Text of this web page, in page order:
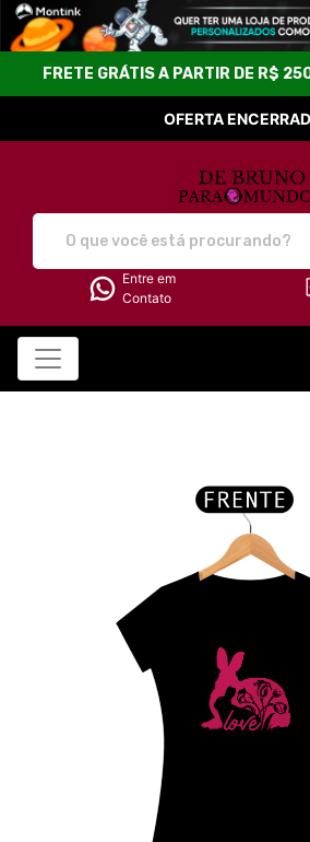
FRETE GRÁTIS A PARTIR DE R$
OFERTA
Entre em
Contato